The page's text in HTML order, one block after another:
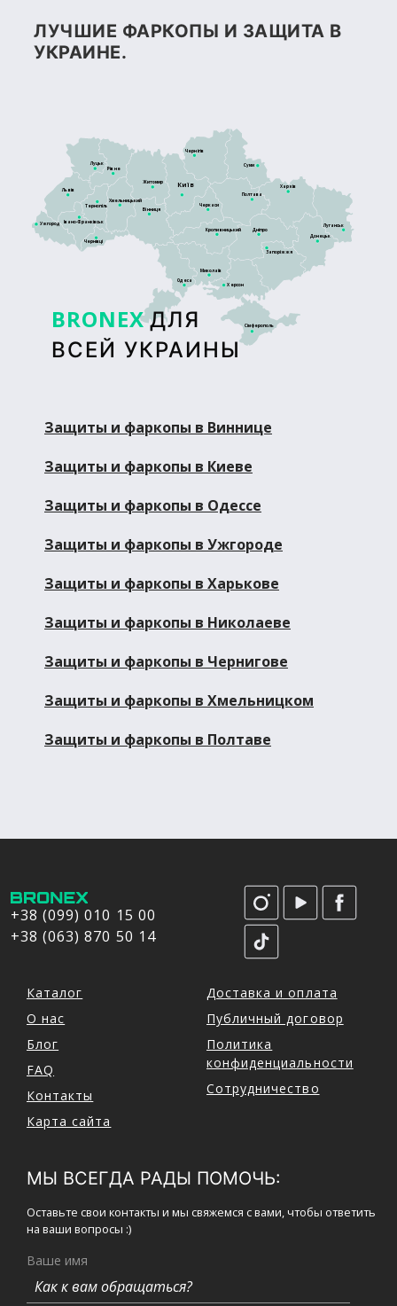
ЛУЧШИЕ ФАРКОПЫ И ЗАЩИТА В
УКРАИНЕ.
BRONEX ДЛЯ
ВСЕЙ УКРАИНЫ
Сімферополь
Луцьк
Київ
Житомир
Тернопіль
Рівне
Львів
Дніпро
Кропивницький
Харків
Полтава
Черкаси
Суми
Чернігів
Запоріжжя
Херсон
Донецьк
Луганськ
Ужгород
Чернівці
Вінниця
Хмельницький
Івано-Франківськ
Миколаїв
Одеса
Защиты и фаркопы в Виннице
Защиты и фаркопы в Киеве
Защиты и фаркопы в Одессе
Защиты и фаркопы в Ужгороде
Защиты и фаркопы в Харькове
Защиты и фаркопы в Николаеве
Защиты и фаркопы в Чернигове
Защиты и фаркопы в Хмельницком
Защиты и фаркопы в Полтаве
+38 (099) 010 15 00
+38 (063) 870 50 14
Каталог
О нас
Блог
FAQ
Контакты
Карта сайта
Доставка и оплата
Публичный договор
Политика
конфиденциальности
Сотрудничество
МЫ ВСЕГДА РАДЫ ПОМОЧЬ:
Оставьте свои контакты и мы свяжемся с вами, чтобы ответить
на ваши вопросы :)
Ваше имя